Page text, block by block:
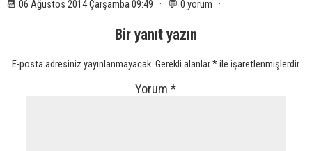
📆 06 Ağustos 2014 Çarşamba 09:49 · 💬 0 yorum ·
Bir yanıt yazın
E-posta adresiniz yayınlanmayacak. Gerekli alanlar*ile işaretlenmişlerdir
Yorum*